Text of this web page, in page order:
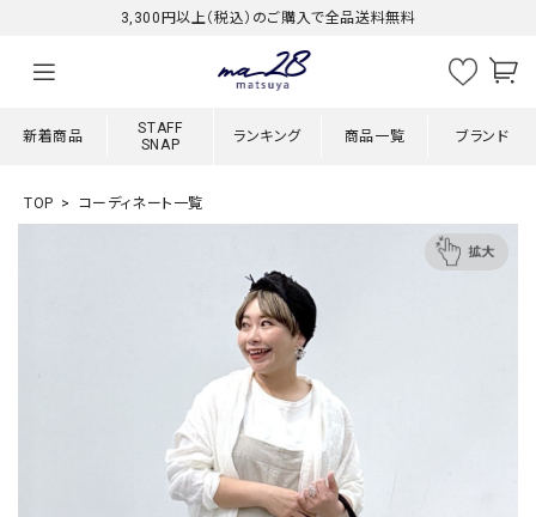
3,300円以上（税込）のご購入で全品送料無料
新着商品
STAFF
SNAP
ランキング 商品一覧 ブランド
TOP コーディネート一覧